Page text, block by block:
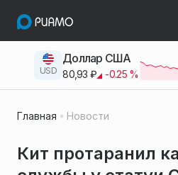
USD
Доллар США
80,93 ₽ -0.25%
Главная Новости
Кит протаранил